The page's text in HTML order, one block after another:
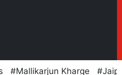
Mallikarjun Kharge